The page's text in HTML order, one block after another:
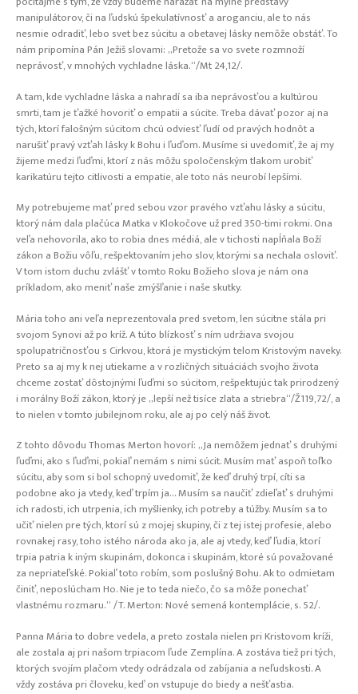
manipulátorov, či na ľudskú špekulatívnosť a aroganciu, ale to nás
nesmie odradiť, lebo svet bez súcitu a obetavej lásky nemôže obstáť. To
nám pripomína Pán Ježiš slovami: „Pretože sa vo svete rozmnoží
neprávosť, v mnohých vychladne láska.“/Mt 24,12/.
A tam, kde vychladne láska a nahradí sa iba neprávosťou a kultúrou
smrti, tam je ťažké hovoriť o empatii a súcite. Treba dávať pozor aj na
tých, ktorí falošným súcitom chcú odviesť ľudí od pravých hodnôt a
narušiť pravý vzťah lásky k Bohu i ľuďom. Musíme si uvedomiť, že aj my
žijeme medzi ľuďmi, ktorí z nás môžu spoločenským tlakom urobiť
karikatúru tejto citlivosti a empatie, ale toto nás neurobí lepšími.
My potrebujeme mať pred sebou vzor pravého vzťahu lásky a súcitu,
ktorý nám dala plačúca Matka v Klokočove už pred 350-timi rokmi. Ona
veľa nehovorila, ako to robia dnes médiá, ale v tichosti napĺňala Boží
zákon a Božiu vôľu, rešpektovaním jeho slov, ktorými sa nechala osloviť.
V tom istom duchu zvlášť v tomto Roku Božieho slova je nám ona
príkladom, ako meniť naše zmýšľanie i naše skutky.
Mária toho ani veľa neprezentovala pred svetom, len súcitne stála pri
svojom Synovi až po kríž. A túto blízkosť s ním udržiava svojou
spolupatričnosťou s Cirkvou, ktorá je mystickým telom Kristovým naveky.
Preto sa aj my k nej utiekame a v rozličných situáciách svojho života
chceme zostať dôstojnými ľuďmi so súcitom, rešpektujúc tak prirodzený
i morálny Boží zákon, ktorý je „lepší než tisíce zlata a striebra“/Ž119,72/, a
to nielen v tomto jubilejnom roku, ale aj po celý náš život.
Z tohto dôvodu Thomas Merton hovorí: „Ja nemôžem jednať s druhými
ľuďmi, ako s ľuďmi, pokiaľ nemám s nimi súcit. Musím mať aspoň toľko
súcitu, aby som si bol schopný uvedomiť, že keď druhý trpí, cíti sa
podobne ako ja vtedy, keď trpím ja… Musím sa naučiť zdieľať s druhými
ich radosti, ich utrpenia, ich myšlienky, ich potreby a túžby. Musím sa to
učiť nielen pre tých, ktorí sú z mojej skupiny, či z tej istej profesie, alebo
rovnakej rasy, toho istého národa ako ja, ale aj vtedy, keď ľudia, ktorí
trpia patria k iným skupinám, dokonca i skupinám, ktoré sú považované
za nepriateľské. Pokiaľ toto robím, som poslušný Bohu. Ak to odmietam
činiť, neposlúcham Ho. Nie je to teda niečo, čo sa môže ponechať
vlastnému rozmaru.“ /T. Merton: Nové semená kontemplácie, s. 52/.
Panna Mária to dobre vedela, a preto zostala nielen pri Kristovom kríži,
ale zostala aj pri našom trpiacom ľude Zemplína. A zostáva tiež pri tých,
ktorých svojím plačom vtedy odrádzala od zabíjania a neľudskosti. A
vždy zostáva pri človeku, keď on vstupuje do biedy a nešťastia.